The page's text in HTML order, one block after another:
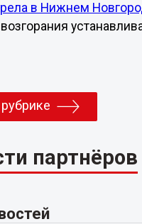
в Нижнем
партнёров